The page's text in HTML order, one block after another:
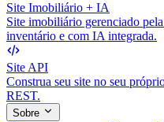
Site Imobiliário + IA
Site imobiliário gerenciado
inventário e com IA integrada.
Site API
Construa seu site no seu
REST.
Sobre